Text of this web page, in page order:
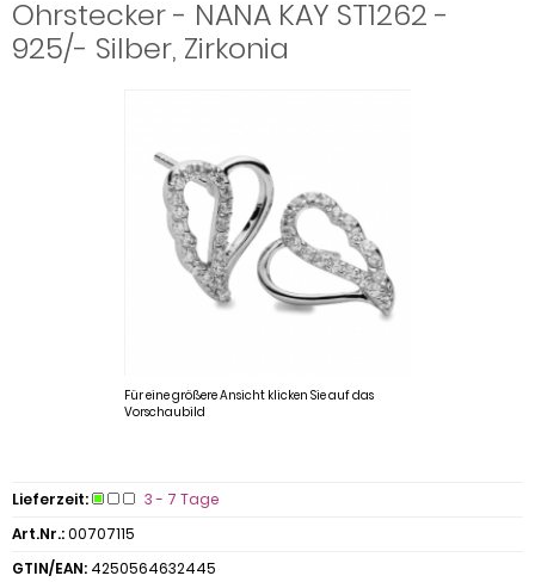
Ohrstecker - NANA KAY ST1262 -
925/- Silber, Zirkonia
Für eine größere Ansicht klicken Sie auf das
Vorschaubild
Lieferzeit:
3 - 7 Tage
Art.Nr.:00707115
GTIN/EAN: 4250564632445